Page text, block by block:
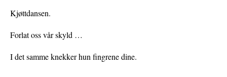
Kjøttdansen.
Forlat oss vår skyld …
I det samme knekker hun fingrene dine.